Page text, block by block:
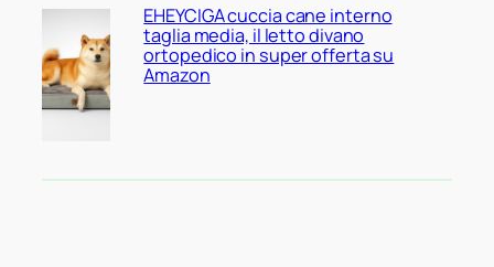
EHEYCIGA cuccia cane interno
taglia media, il letto divano
ortopedico in super offerta su
Amazon